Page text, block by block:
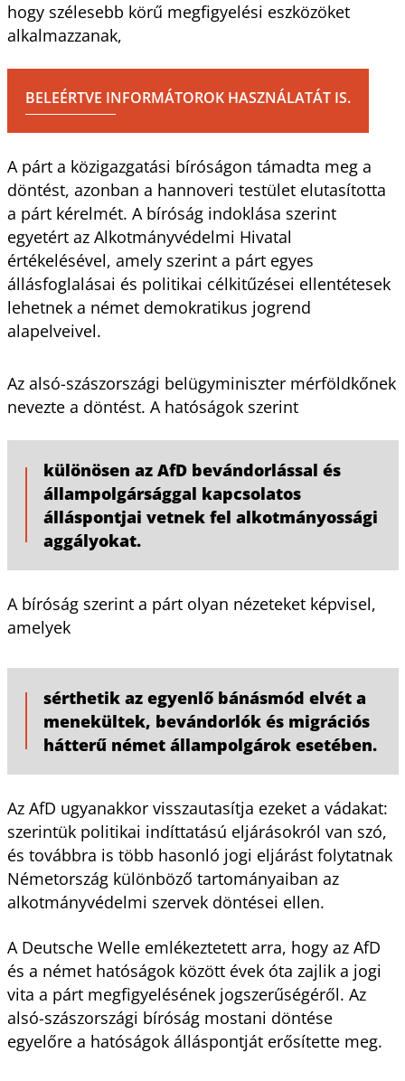
hogy szélesebb körű megfigyelési eszközöket
alkalmazzanak,
BELEÉRTVE INFORMÁTOROK HASZNÁLATÁT IS.
A párt a közigazgatási bíróságon támadta meg a
döntést, azonban a hannoveri testület elutasította
a párt kérelmét. A bíróság indoklása szerint
egyetért az Alkotmányvédelmi Hivatal
értékelésével, amely szerint a párt egyes
állásfoglalásai és politikai célkitűzései ellentétesek
lehetnek a német demokratikus jogrend
alapelveivel.
Az alsó-szászországi belügyminiszter mérföldkőnek
nevezte a döntést. A hatóságok szerint
különösen az AfD bevándorlással és
állampolgársággal kapcsolatos
álláspontjai vetnek fel alkotmányossági
aggályokat.
A bíróság szerint a párt olyan nézeteket képvisel,
amelyek
sérthetik az egyenlő bánásmód elvét a
menekültek, bevándorlók és migrációs
hátterű német állampolgárok esetében.
Az AfD ugyanakkor visszautasítja ezeket a vádakat:
szerintük politikai indíttatású eljárásokról van szó,
és továbbra is több hasonló jogi eljárást folytatnak
Németország különböző tartományaiban az
alkotmányvédelmi szervek döntései ellen.
A Deutsche Welle emlékeztetett arra, hogy az AfD
és a német hatóságok között évek óta zajlik a jogi
vita a párt megfigyelésének jogszerűségéről. Az
alsó-szászországi bíróság mostani döntése
egyelőre a hatóságok álláspontját erősítette meg.